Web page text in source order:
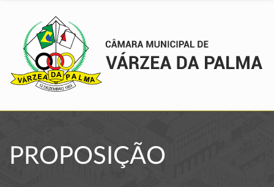
PROPOSIÇÃO